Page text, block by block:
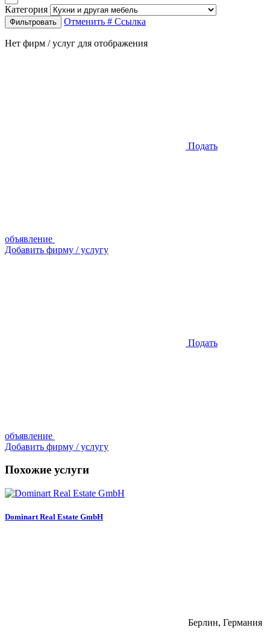
Категория
Фильтровать Отменить # Ссылка
Нет фирм / услуг для отображения
Подать
объявление
Добавить фирму / услугу
Подать
объявление
Добавить фирму / услугу
Похожие услуги
Dominart Real Estate GmbH
Берлин, Германия